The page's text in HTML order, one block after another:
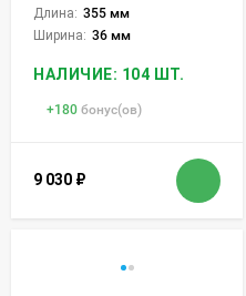
Длина: 355 мм
Ширина: 36 мм
НАЛИЧИЕ: 104 ШТ.
+180 бонус(ов)
9 030 ₽